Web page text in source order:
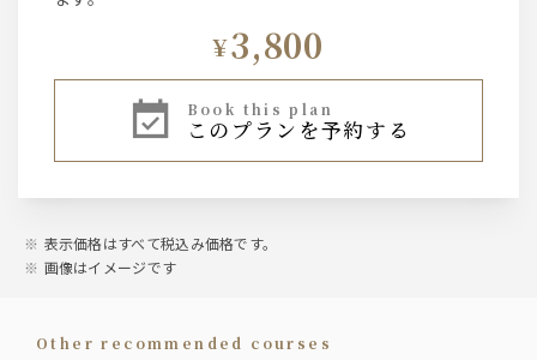
¥3,800
book this plan
このプランを予約する
表示価格はすべて税込み価格です。
画像はイメージです
other recommended courses